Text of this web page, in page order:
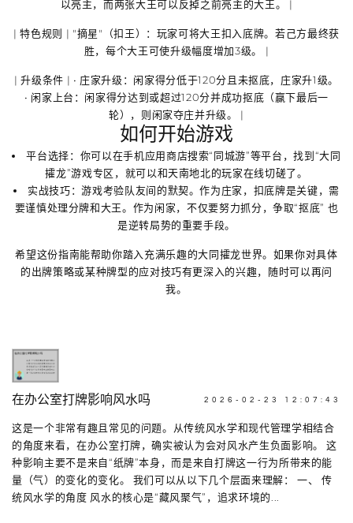
以亮主，而两张大王可以反掉之前亮主的大王。 |
|特色规则 | "摘星"（扣王） ：玩家可将大王扣入底牌。若己方最终获
胜，每个大王可使升级幅度增加3级。 |
|升级条件 | • 庄家升级 ：闲家得分低于120分且未抠底，庄家升1级。
• 闲家上台 ：闲家得分达到或超过120分并成功抠底 （赢下最后一
轮），则闲家夺庄并升级。 |
如何开始游戏
平台选择：你可以在手机应用商店搜索“同城游”等平台，找到“大同
攉龙”游戏专区，就可以和天南地北的玩家在线切磋了。
实战技巧：游戏考验队友间的默契。作为庄家， 扣底牌是关键，需
要谨慎处理分牌和大王。作为闲家，不仅要努力抓分，争取“抠底” 也
是逆转局势的重要手段。
希望这份指南能帮助你踏入充满乐趣的大同攉龙世界。如果你对具体
的出牌策略或某种牌型的应对技巧有更深入的兴趣，随时可以再问
我。
在办公室打牌影响风水吗 2026-02-23 12:07:43
这是一个非常有趣且常见的问题。从传统风水学和现代管理学相结合
的角度来看，在办公室打牌，确实被认为会对风水产生负面影响。 这
种影响主要不是来自“纸牌”本身，而是来自打牌这一行为所带来的能
量（气）的变化的变化。 我们可以从以下几个层面来理解： 一、 传
统风水学的角度 风水的核心是“藏风聚气”，追求环境的...